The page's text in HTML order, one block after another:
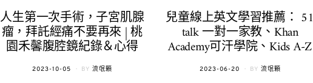
人生第一次手術，子宮肌腺
瘤，拜託經痛不要再來 | 桃
園禾馨腹腔鏡紀錄＆心得
POSTED
2023-10-05 BY 流氓顆
兒童線上英文學習推薦： 51
talk 一對一家教、Khan
Academy可汗學院、Kids A-Z
POSTED
2023-06-20 BY 流氓顆